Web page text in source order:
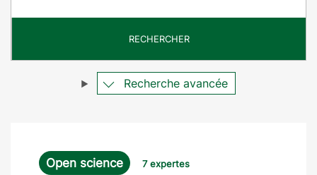
ê
e
RECHERCHER
Recherche avancée
Open science 7 expertes